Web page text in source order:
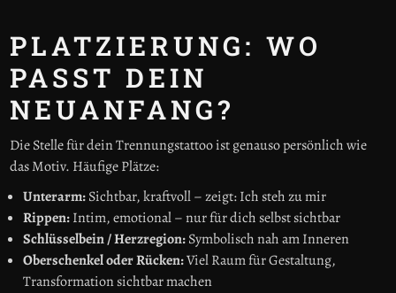
PLATZIERUNG: WO
PASST DEIN
NEUANFANG?
Die Stelle für dein Trennungstattoo ist genauso persönlich wie
das Motiv. Häufige Plätze:
Unterarm:Sichtbar, kraftvoll – zeigt: Ich steh zu mir
Rippen:Intim, emotional – nur für dich selbst sichtbar
Schlüsselbein / Herzregion:Symbolisch nah am Inneren
Oberschenkel oder Rücken:Viel Raum für Gestaltung,
Transformation sichtbar machen